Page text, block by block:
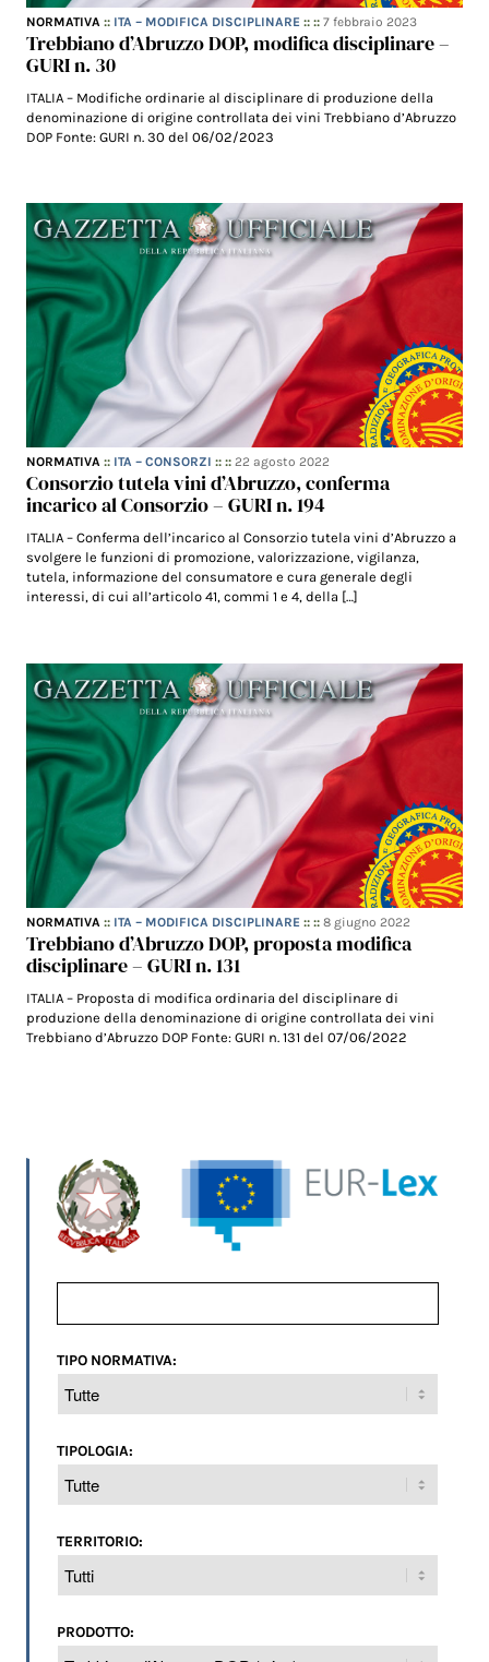
NORMATIVA :: ITA – MODIFICA DISCIPLINARE :: ::7 febbraio 2023
Trebbiano d’Abruzzo DOP, modifica disciplinare –
GURI n. 30
ITALIA – Modifiche ordinarie al disciplinare di produzione della
denominazione di origine controllata dei vini Trebbiano d’Abruzzo
DOP Fonte: GURI n. 30 del 06/02/2023
NORMATIVA :: ITA – CONSORZI :: ::22 agosto 2022
Consorzio tutela vini d’Abruzzo, conferma
incarico al Consorzio – GURI n. 194
ITALIA – Conferma dell’incarico al Consorzio tutela vini d’Abruzzo a
svolgere le funzioni di promozione, valorizzazione, vigilanza,
tutela, informazione del consumatore e cura generale degli
interessi, di cui all’articolo 41, commi 1 e 4, della […]
NORMATIVA :: ITA – MODIFICA DISCIPLINARE :: ::8 giugno 2022
Trebbiano d’Abruzzo DOP, proposta modifica
disciplinare – GURI n. 131
ITALIA – Proposta di modifica ordinaria del disciplinare di
produzione della denominazione di origine controllata dei vini
Trebbiano d’Abruzzo DOP Fonte: GURI n. 131 del 07/06/2022
TIPO NORMATIVA:
TIPOLOGIA:
TERRITORIO:
PRODOTTO: